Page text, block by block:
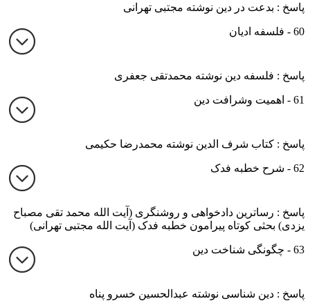
پاسخ : بدعت در دین نوشته مجتبی تهرانی
60 - فلسفه ادیان
پاسخ : فلسفه دین نوشته محمدتقی جعفری
61 - اهمیت وشرافت دین
پاسخ : کتاب شرف الدین نوشته محمدرضا حکیمی
62 - شرح خطبه فدک
پاسخ : رساترین دادخواهی و روشنگری (آیت الله محمد تقی مصباح
یزدی) بحثی کوتاه پیرامون خطبه فدک (آیت الله مجتبی تهرانی)
63 - چگونگی شناخت دین
پاسخ : دین شناسی نوشته عبدالحسین خسرو پناه